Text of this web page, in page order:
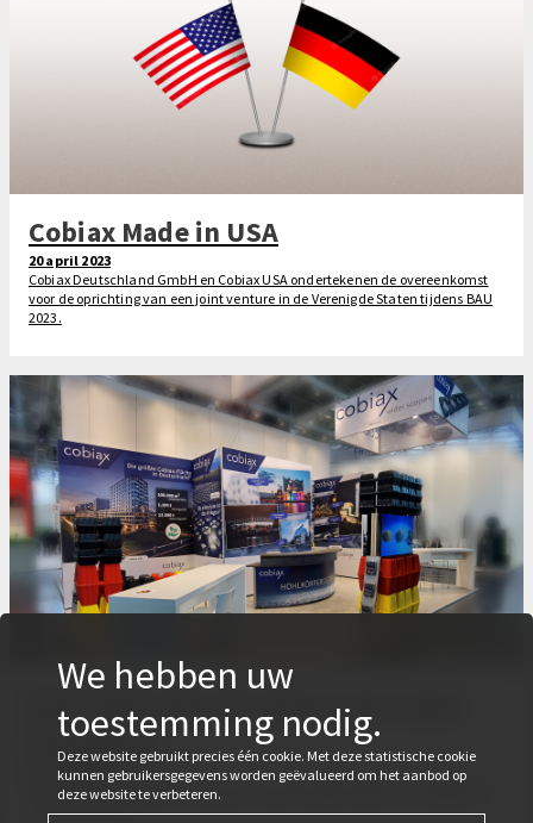
Cobiax Made in USA
20 april 2023
Cobiax Deutschland GmbH en Cobiax USA ondertekenen de overeenkomst
voor de oprichting van een joint venture in de Verenigde Staten tijdens BAU
2023.
BAU 2023: We zijn klaar voor onze
bezoekers
17 april 2023
Gisteravond maakten we ons klaar. Vanaf vandaag heten wij u welkom op
We hebben uw
toestemming nodig.
Deze website gebruikt precies één cookie. Met deze statistische cookie
kunnen gebruikersgegevens worden geëvalueerd om het aanbod op
deze website te verbeteren.